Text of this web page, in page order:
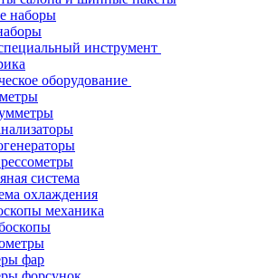
инструмент
оборудование
система
охлаждения
механика
фар